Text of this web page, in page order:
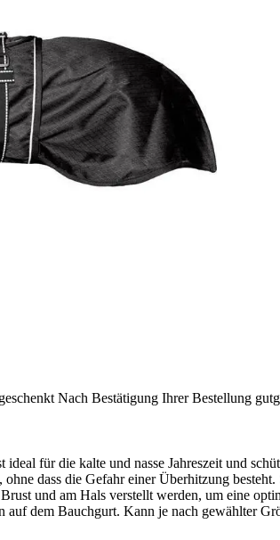
Nach Bestätigung Ihrer Bestellung
ideal für die kalte und nasse Jahreszeit und
dass die Gefahr einer Überhitzung
und am Hals verstellt werden, um eine
auf dem Bauchgurt. Kann je nach gewählter